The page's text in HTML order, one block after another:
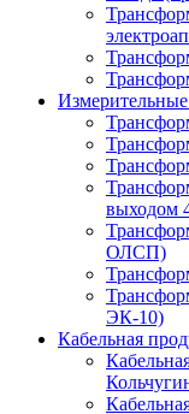
выходом
ОЛСП)
ЭК-10)
Кабельная